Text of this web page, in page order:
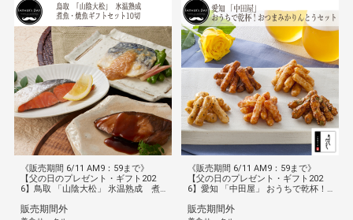
《販売期間 6/11 AM9：59まで》
【父の日のプレゼント・ギフト202
6】鳥取 「山陰大松」 氷温熟成 煮
販売期間外
《販売期間 6/11 AM9：59まで》
【父の日のプレゼント・ギフト202
6】愛知 「中田屋」 おうちで乾杯！
販売期間外